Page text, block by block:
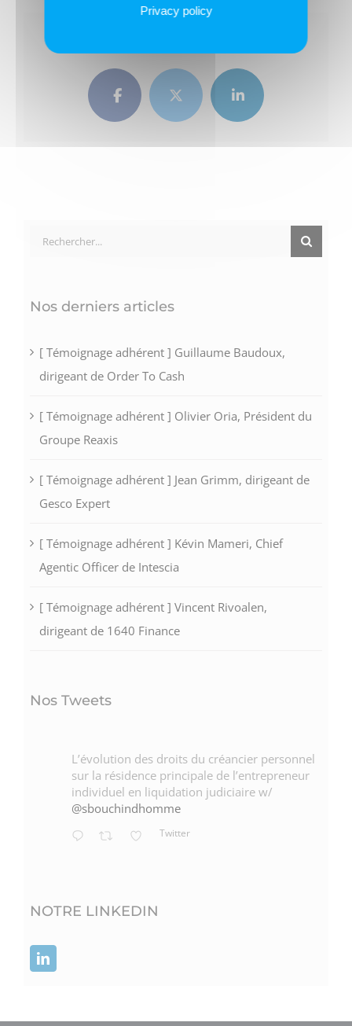
FacebookTwitter LinkedIn
Rechercher:
Nos derniers articles
[ Témoignage adhérent ] Guillaume Baudoux,
dirigeant de Order To Cash
[ Témoignage adhérent ] Olivier Oria, Président du
Groupe Reaxis
[ Témoignage adhérent ] Jean Grimm, dirigeant de
Gesco Expert
[ Témoignage adhérent ] Kévin Mameri, Chief
Agentic Officer de Intescia
[ Témoignage adhérent ] Vincent Rivoalen,
dirigeant de 1640 Finance
Nos Tweets
L’évolution des droits du créancier personnel
sur la résidence principale de l’entrepreneur
individuel en liquidation judiciaire w/
@sbouchindhomme
Twitter
NOTRE LINKEDIN
Privacy policy